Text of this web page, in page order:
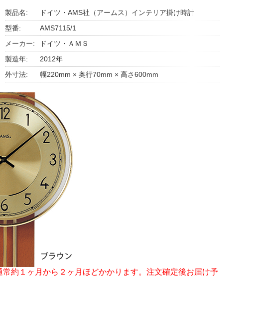
製品名:
ドイツ・AMS社（アームス）インテリア掛け時計
型番:
AMS7115/1
メーカー:
ドイツ・ＡＭＳ
製造年:
2012年
外寸法:
幅220mm × 奥行70mm × 高さ600mm
約１ヶ月から２ヶ月ほどかかります。注文確定後お届け予